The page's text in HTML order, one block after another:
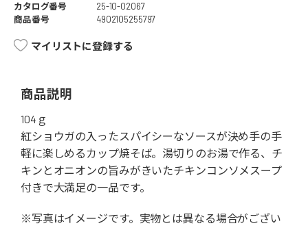
カタログ番号
25-10-02067
商品番号
4902105255797
マイリストに登録する
商品説明
104ｇ
紅ショウガの入ったスパイシーなソースが決め手の手
軽に楽しめるカップ焼そば。湯切りのお湯で作る、チ
キンとオニオンの旨みがきいたチキンコンソメスープ
付きで大満足の一品です。
※写真はイメージです。実物とは異なる場合がござい